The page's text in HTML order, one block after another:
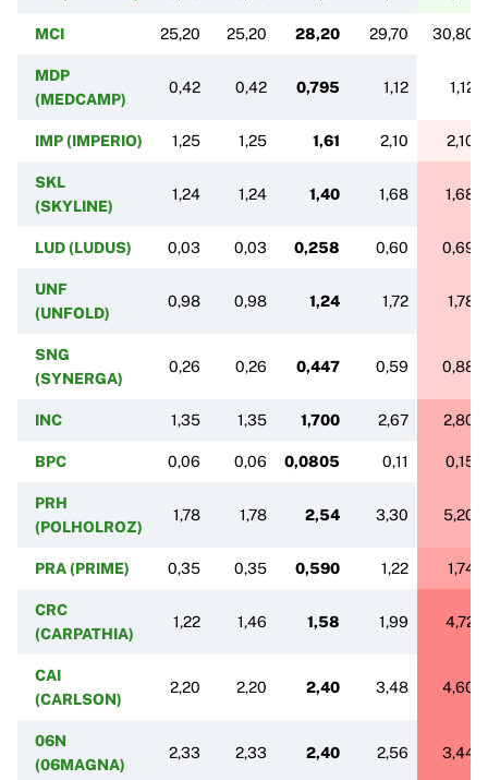
MCI 25,20 25,20 28,20 29,70 30,80
MDP
(MEDCAMP)
0,42 0,42 0,795 1,12 1,12
IMP (IMPERIO) 1,25 1,25 1,61 2,10 2,10
SKL
(SKYLINE)
1,24 1,24 1,40 1,68 1,68
LUD (LUDUS) 0,03 0,03 0,258 0,60 0,69
UNF
(UNFOLD)
0,98 0,98 1,24 1,72 1,78
SNG
(SYNERGA)
0,26 0,26 0,447 0,59 0,88
INC 1,35 1,35 1,700 2,67 2,80
BPC 0,06 0,06 0,0805 0,11 0,15
PRH
(POLHOLROZ)
1,78 1,78 2,54 3,30 5,20
PRA (PRIME) 0,35 0,35 0,590 1,22 1,74
CRC
(CARPATHIA)
1,22 1,46 1,58 1,99 4,72
CAI
(CARLSON)
2,20 2,20 2,40 3,48 4,60
06N
(06MAGNA)
2,33 2,33 2,40 2,56 3,44